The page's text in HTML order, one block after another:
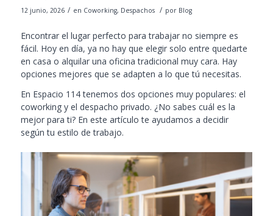
12 junio, 2026 / en Coworking, Despachos / por Blog
Encontrar el lugar perfecto para trabajar no siempre es
fácil. Hoy en día, ya no hay que elegir solo entre quedarte
en casa o alquilar una oficina tradicional muy cara. Hay
opciones mejores que se adapten a lo que tú necesitas.
En Espacio 114 tenemos dos opciones muy populares: el
coworking y el despacho privado. ¿No sabes cuál es la
mejor para ti? En este artículo te ayudamos a decidir
según tu estilo de trabajo.